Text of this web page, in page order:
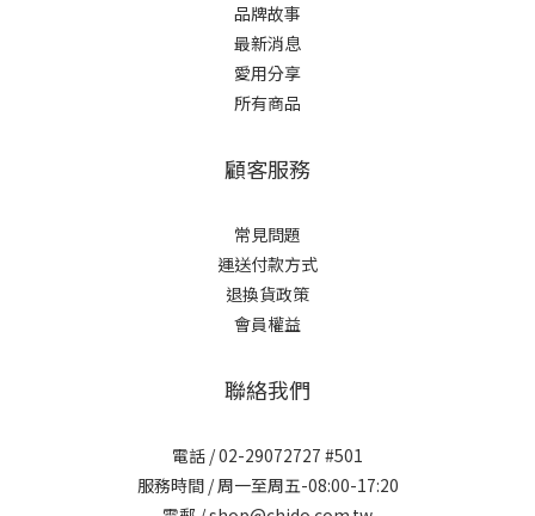
品牌故事
最新消息
愛用分享
所有商品
顧客服務
常見問題
運送付款方式
退換貨政策
會員權益
聯絡我們
電話 / 02-29072727 #501
服務時間 / 周一至周五-08:00-17:20